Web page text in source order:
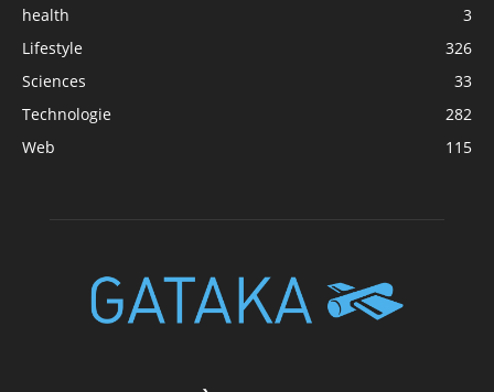
health
3
Lifestyle
326
Sciences
33
Technologie
282
Web
115